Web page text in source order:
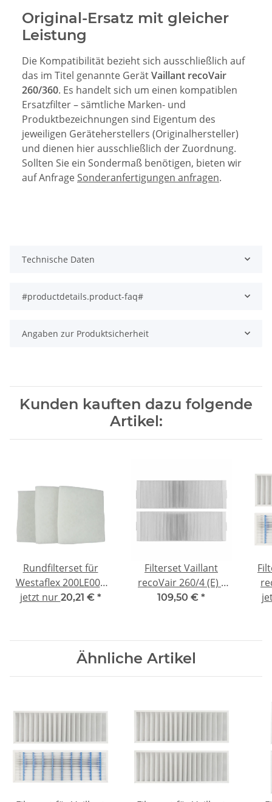
Original-Ersatz mit gleicher
Leistung
Die Kompatibilität bezieht sich ausschließlich auf
das im Titel genannte GerätVaillant recoVair
260/360. Es handelt sich um einen kompatiblen
Ersatzfilter – sämtliche Marken- und
Produktbezeichnungen sind Eigentum des
jeweiligen Geräteherstellers (Originalhersteller)
und dienen hier ausschließlich der Zuordnung.
Sollten Sie ein Sondermaß benötigen, bieten wir
auf Anfrage Sonderanfertigungen anfragen.
Technische Daten
#productdetails.product-faq#
Angaben zur Produktsicherheit
Kunden kauften dazu folgende
Artikel:
Rundfilterset für
Westaflex 200LE004
(L4) - kompatibel 3x
jetzt nur 20,21 € *
Filterset Vaillant
recoVair 260/4 (E) /
360/4 (E) - F9/G4
109,50 € *
Ähnliche Artikel